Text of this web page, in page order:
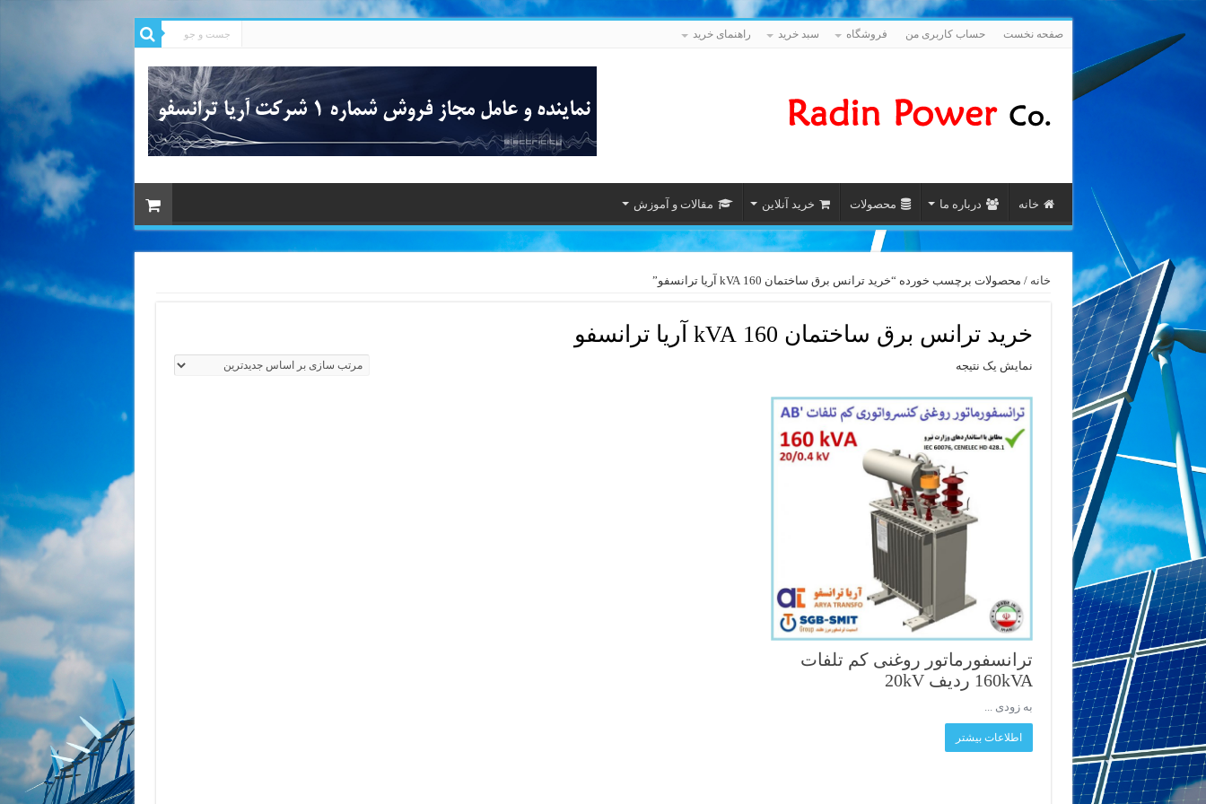
صفحه نخست حساب کاربری من فروشگاه سبد خرید راهنمای خرید
خانه درباره ما محصولات خرید آنلاین مقالات و آموزش
خانه / محصولات برچسب خورده “خرید ترانس برق ساختمان 160 kVA آریا ترانسفو”
خرید ترانس برق ساختمان 160 kVA آریا ترانسفو
نمایش یک نتیجه
ترانسفورماتور روغنی کم تلفات
160kVA ردیف 20kV
به زودی ...
اطلاعات بیشتر